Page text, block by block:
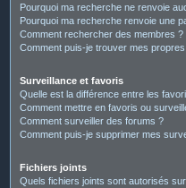
Pourquoi ma recherche ne renvoie
Pourquoi ma recherche renvoie une
Comment rechercher des membres ?
Comment puis-je trouver mes
Surveillance et favoris
Quelle est la différence entre les
Comment mettre en favoris ou
Comment surveiller des forums ?
Comment puis-je supprimer mes
Fichiers joints
Quels fichiers joints sont autorisés